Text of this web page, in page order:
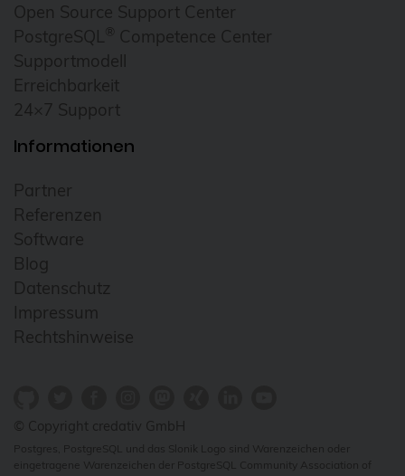
Open Source Support Center
PostgreSQL ® Competence Center
Supportmodell
Erreichbarkeit
24×7 Support
Informationen
Partner
Referenzen
Software
Blog
Datenschutz
Impressum
Rechtshinweise
© Copyright credativ GmbH
Postgres, PostgreSQL und das Slonik Logo sind Warenzeichen oder
eingetragene Warenzeichen der PostgreSQL Community Association of